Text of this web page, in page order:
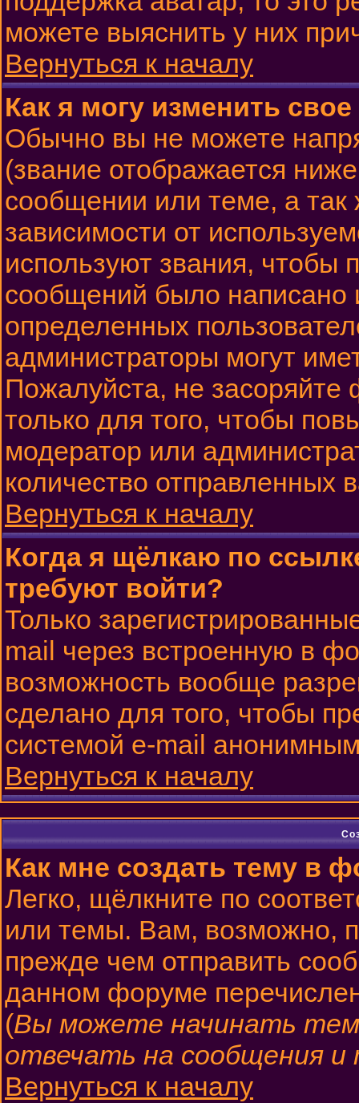
можете выяснить у них
Вернуться к началу
Как я могу изменить
Обычно вы не можете
(звание отображается
сообщении или теме, а
зависимости от
используют звания, чтобы
сообщений было написано
определенных
администраторы могут
Пожалуйста, не
только для того, чтобы
модератор или
количество отправленных
Вернуться к началу
Когда я щёлкаю по
требуют войти?
Только
mail через встроенную в
возможность вообще
сделано для того, чтобы
системой e-mail
Вернуться к началу
Как мне создать тему в
Легко, щёлкните по
или темы. Вам, возможно,
прежде чем отправить
данном форуме
(Вы можете начинать
отвечать на сообщения и
Вернуться к началу